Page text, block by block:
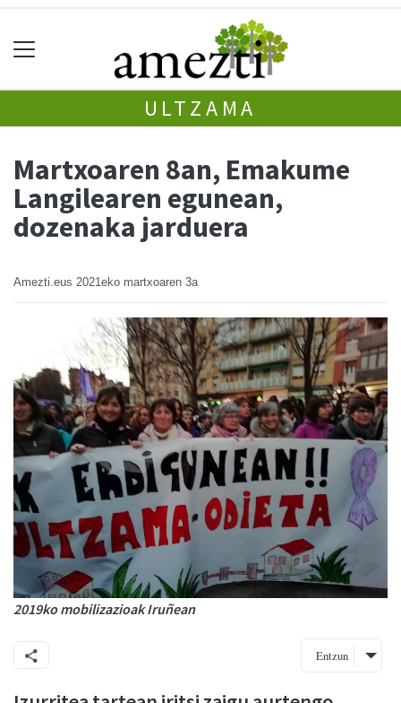
ULTZAMA
Martxoaren 8an, Emakume
Langilearen egunean,
dozenaka jarduera
Amezti.eus 2021eko martxoaren 3a
2019ko mobilizazioak Iruñean
Entzun